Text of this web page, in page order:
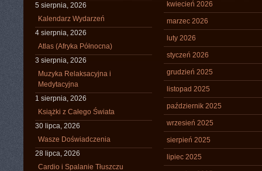
5 sierpnia, 2026
Kalendarz Wydarzeń
4 sierpnia, 2026
Atlas (Afryka Północna)
3 sierpnia, 2026
Muzyka Relaksacyjna i
Medytacyjna
1 sierpnia, 2026
Książki z Całego Świata
30 lipca, 2026
Wasze Doświadczenia
28 lipca, 2026
Cardio i Spalanie Tłuszczu
kwiecień 2026
marzec 2026
luty 2026
styczeń 2026
grudzień 2025
listopad 2025
październik 2025
wrzesień 2025
sierpień 2025
lipiec 2025